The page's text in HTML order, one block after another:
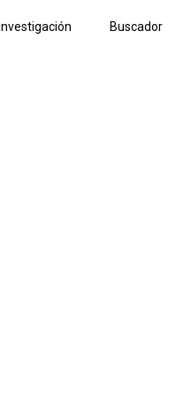
Investigación Buscador